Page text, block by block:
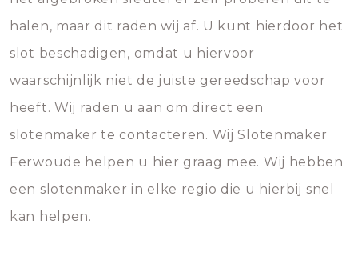
halen, maar dit raden wij af. U kunt hierdoor het
slot beschadigen, omdat u hiervoor
waarschijnlijk niet de juiste gereedschap voor
heeft. Wij raden u aan om direct een
slotenmaker te contacteren. Wij Slotenmaker
Ferwoude helpen u hier graag mee. Wij hebben
een slotenmaker in elke regio die u hierbij snel
kan helpen.